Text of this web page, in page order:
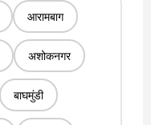
आरामबाग
अशोकनगर
बाघमुंडी